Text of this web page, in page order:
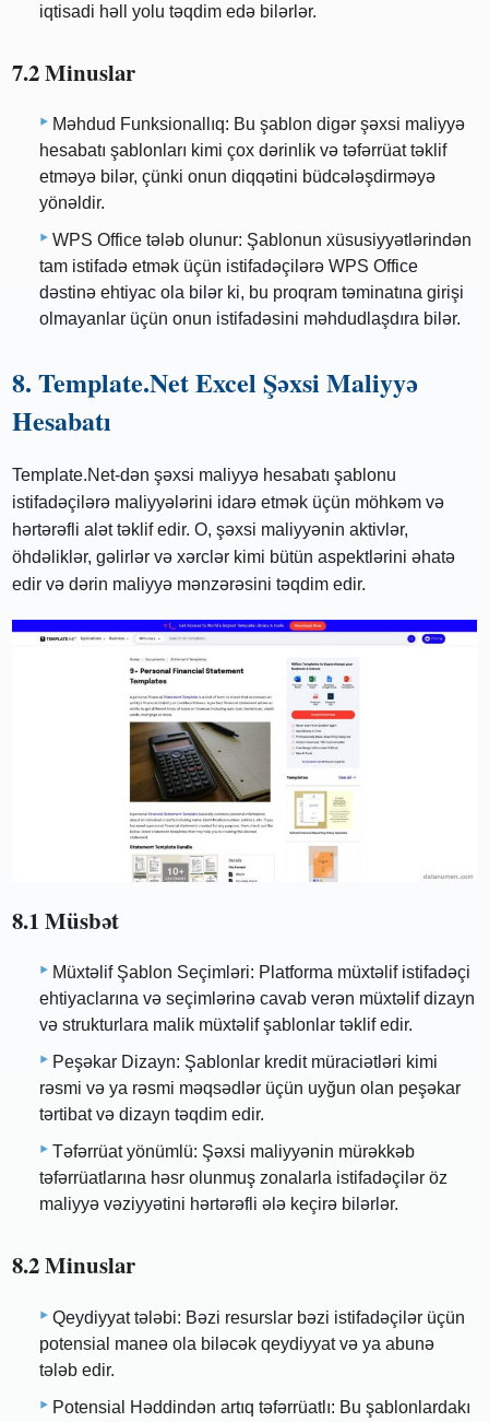
iqtisadi həll yolu təqdim edə bilərlər.
7.2 Minuslar
Məhdud Funksionallıq: Bu şablon digər şəxsi maliyyə
hesabatı şablonları kimi çox dərinlik və təfərrüat təklif
etməyə bilər, çünki onun diqqətini büdcələşdirməyə
yönəldir.
WPS Office tələb olunur: Şablonun xüsusiyyətlərindən
tam istifadə etmək üçün istifadəçilərə WPS Office
dəstinə ehtiyac ola bilər ki, bu proqram təminatına girişi
olmayanlar üçün onun istifadəsini məhdudlaşdıra bilər.
8. Template.Net Excel Şəxsi Maliyyə
Hesabatı
Template.Net-dən şəxsi maliyyə hesabatı şablonu
istifadəçilərə maliyyələrini idarə etmək üçün möhkəm və
hərtərəfli alət təklif edir. O, şəxsi maliyyənin aktivlər,
öhdəliklər, gəlirlər və xərclər kimi bütün aspektlərini əhatə
edir və dərin maliyyə mənzərəsini təqdim edir.
8.1 Müsbət
Müxtəlif Şablon Seçimləri: Platforma müxtəlif istifadəçi
ehtiyaclarına və seçimlərinə cavab verən müxtəlif dizayn
və strukturlara malik müxtəlif şablonlar təklif edir.
Peşəkar Dizayn: Şablonlar kredit müraciətləri kimi
rəsmi və ya rəsmi məqsədlər üçün uyğun olan peşəkar
tərtibat və dizayn təqdim edir.
Təfərrüat yönümlü: Şəxsi maliyyənin mürəkkəb
təfərrüatlarına həsr olunmuş zonalarla istifadəçilər öz
maliyyə vəziyyətini hərtərəfli ələ keçirə bilərlər.
8.2 Minuslar
Qeydiyyat tələbi: Bəzi resurslar bəzi istifadəçilər üçün
potensial maneə ola biləcək qeydiyyat və ya abunə
tələb edir.
Potensial Həddindən artıq təfərrüatlı: Bu şablonlardakı